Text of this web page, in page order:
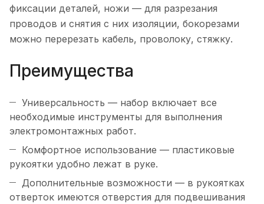
фиксации деталей, ножи — для разрезания
проводов и снятия с них изоляции, бокорезами
можно перерезать кабель, проволоку, стяжку.
Преимущества
Универсальность — набор включает все
необходимые инструменты для выполнения
электромонтажных работ.
Комфортное использование — пластиковые
рукоятки удобно лежат в руке.
Дополнительные возможности — в рукоятках
отверток имеются отверстия для подвешивания